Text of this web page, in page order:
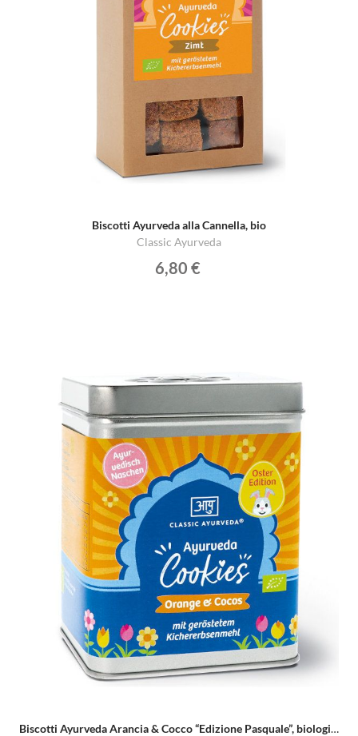
Biscotti Ayurveda alla Cannella, bio
Classic Ayurveda
6,80 €
Biscotti Ayurveda Arancia & Cocco “Edizione Pasquale”, biologici